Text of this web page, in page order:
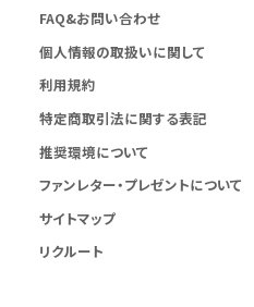
FAQ&お問い合わせ
個人情報の取扱いに関して
利用規約
特定商取引法に関する表記
推奨環境について
ファンレター・プレゼントについて
サイトマップ
リクルート